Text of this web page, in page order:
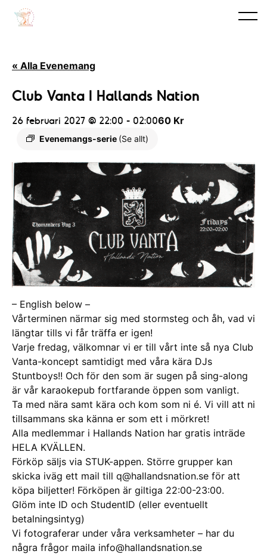
« Alla Evenemang
Club Vanta I Hallands Nation
26 februari 2027 @ 22:00 - 02:00
Evenemangs-serie (Se allt)
60 Kr
– English below –
Vårterminen närmar sig med stormsteg och åh, vad vi
längtar tills vi får träffa er igen!
Varje fredag, välkomnar vi er till vårt inte så nya Club
Vanta-koncept samtidigt med våra kära DJs
Stuntboys!! Och för den som är sugen på sing-along
är vår karaokepub fortfarande öppen som vanligt.
Ta med nära samt kära och kom som ni é. Vi vill att ni
tillsammans ska känna er som ett i mörkret!
Alla medlemmar i Hallands Nation har gratis inträde
HELA KVÄLLEN.
Förköp säljs via STUK-appen. Större grupper kan
skicka iväg ett mail till q@hallandsnation.se för att
köpa biljetter! Förköpen är giltiga 22:00-23:00.
Glöm inte ID och StudentID (eller eventuellt
betalningsintyg)
Vi fotograferar under våra verksamheter – har du
några frågor maila info@hallandsnation.se